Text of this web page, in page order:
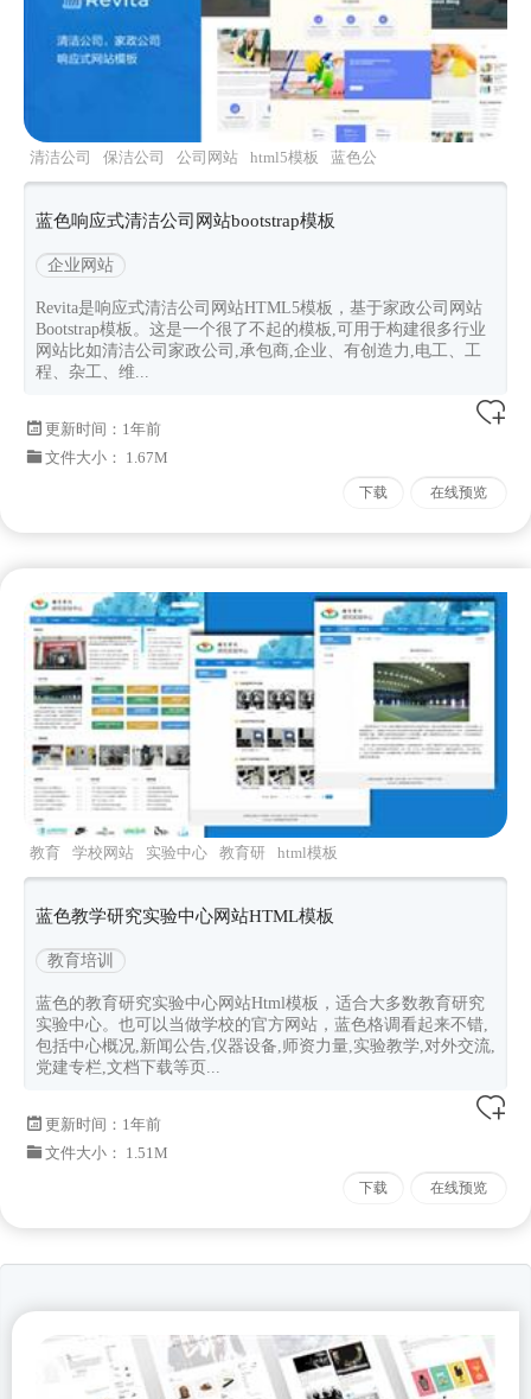
清洁公司 保洁公司 公司网站 html5模板
蓝色公
司网站
蓝色响应式清洁公司网站bootstrap模板
企业网站
Revita是响应式清洁公司网站HTML5模板，基于家政公司网站
Bootstrap模板。这是一个很了不起的模板,可用于构建很多行业
网站比如清洁公司家政公司,承包商,企业、有创造力,电工、工
程、杂工、维...
更新时间： 1年前
文件大小： 1.67M
下载 在线预览
教育 学校网站 实验中心 教育研 html模板
蓝色教学研究实验中心网站HTML模板
教育培训
蓝色的教育研究实验中心网站Html模板，适合大多数教育研究
实验中心。也可以当做学校的官方网站，蓝色格调看起来不错,
包括中心概况,新闻公告,仪器设备,师资力量,实验教学,对外交流,
党建专栏,文档下载等页...
更新时间： 1年前
文件大小： 1.51M
下载 在线预览